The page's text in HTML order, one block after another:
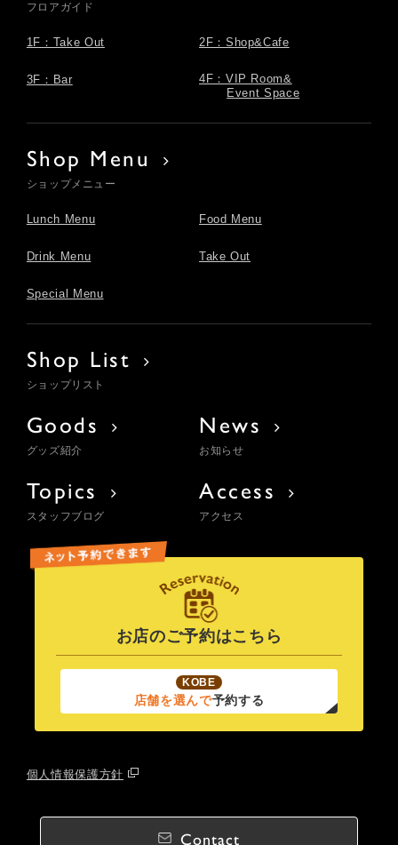
フロアガイド
1F：Take Out 2F：Shop&Cafe
3F：Bar
4F：VIP Room&
Event Space
Shop Menu
ショップメニュー
Lunch Menu Food Menu
Drink Menu Take Out
Special Menu
Shop List
ショップリスト
Goods
グッズ紹介
News
お知らせ
Topics
スタッフブログ
Access
アクセス
お店のご予約はこちら
KOBE
店舗を選んで予約する
個人情報保護方針
Contact